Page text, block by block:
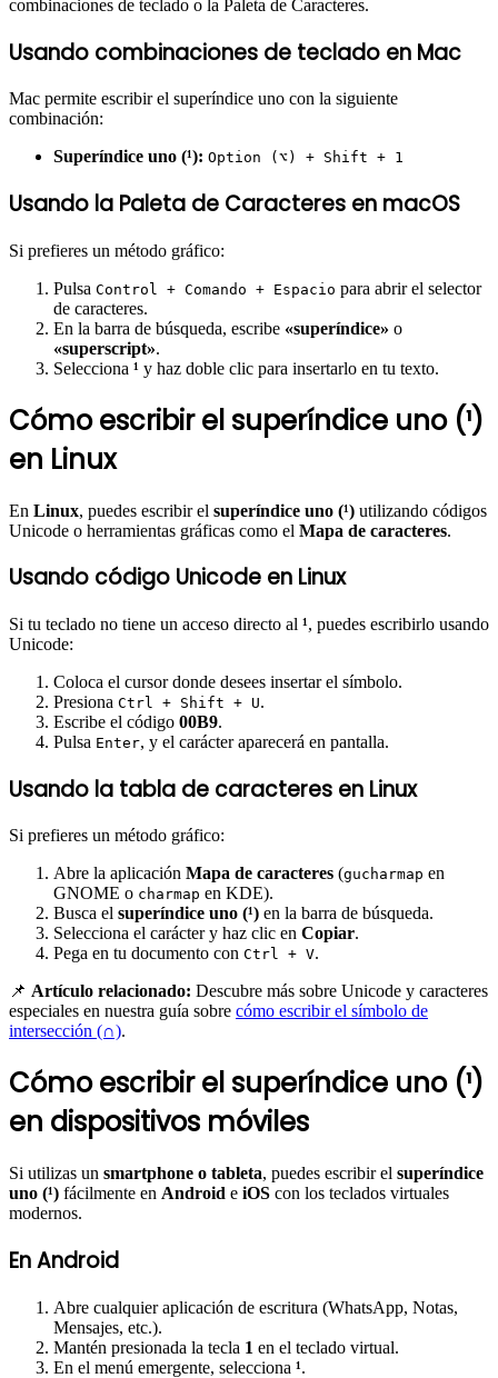
combinaciones de teclado o la Paleta de Caracteres.
Usando combinaciones de teclado en Mac
Mac permite escribir el superíndice uno con la siguiente
combinación:
Superíndice uno (¹): Option (⌥) + Shift + 1
Usando la Paleta de Caracteres en macOS
Si prefieres un método gráfico:
Pulsa Control + Comando + Espacio para abrir el selector
de caracteres.
En la barra de búsqueda, escribe «superíndice» o
«superscript».
Selecciona ¹ y haz doble clic para insertarlo en tu texto.
Cómo escribir el superíndice uno (¹)
en Linux
En Linux, puedes escribir el superíndice uno (¹) utilizando códigos
Unicode o herramientas gráficas como el Mapa de caracteres.
Usando código Unicode en Linux
Si tu teclado no tiene un acceso directo al ¹, puedes escribirlo usando
Unicode:
Coloca el cursor donde desees insertar el símbolo.
Presiona Ctrl + Shift + U.
Escribe el código 00B9.
Pulsa Enter, y el carácter aparecerá en pantalla.
Usando la tabla de caracteres en Linux
Si prefieres un método gráfico:
Abre la aplicación Mapa de caracteres (gucharmap en
GNOME o charmap en KDE).
Busca el superíndice uno (¹) en la barra de búsqueda.
Selecciona el carácter y haz clic en Copiar.
Pega en tu documento con Ctrl + V.
📌 Artículo relacionado: Descubre más sobre Unicode y caracteres
especiales en nuestra guía sobre cómo escribir el símbolo de
intersección (∩).
Cómo escribir el superíndice uno (¹)
en dispositivos móviles
Si utilizas un smartphone o tableta, puedes escribir el superíndice
uno (¹) fácilmente en Android e iOS con los teclados virtuales
modernos.
En Android
Abre cualquier aplicación de escritura (WhatsApp, Notas,
Mensajes, etc.).
Mantén presionada la tecla 1 en el teclado virtual.
En el menú emergente, selecciona ¹.